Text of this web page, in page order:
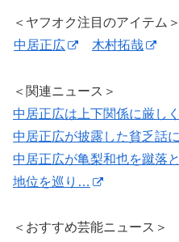
＜ヤフオク注目のアイテム＞
中居正広
木村拓哉
＜関連ニュース＞
中居正広は上下関係に厳し
中居正広が披露した貧乏話
中居正広が亀梨和也を蹴落
地位を巡り…
＜おすすめ芸能ニュース＞